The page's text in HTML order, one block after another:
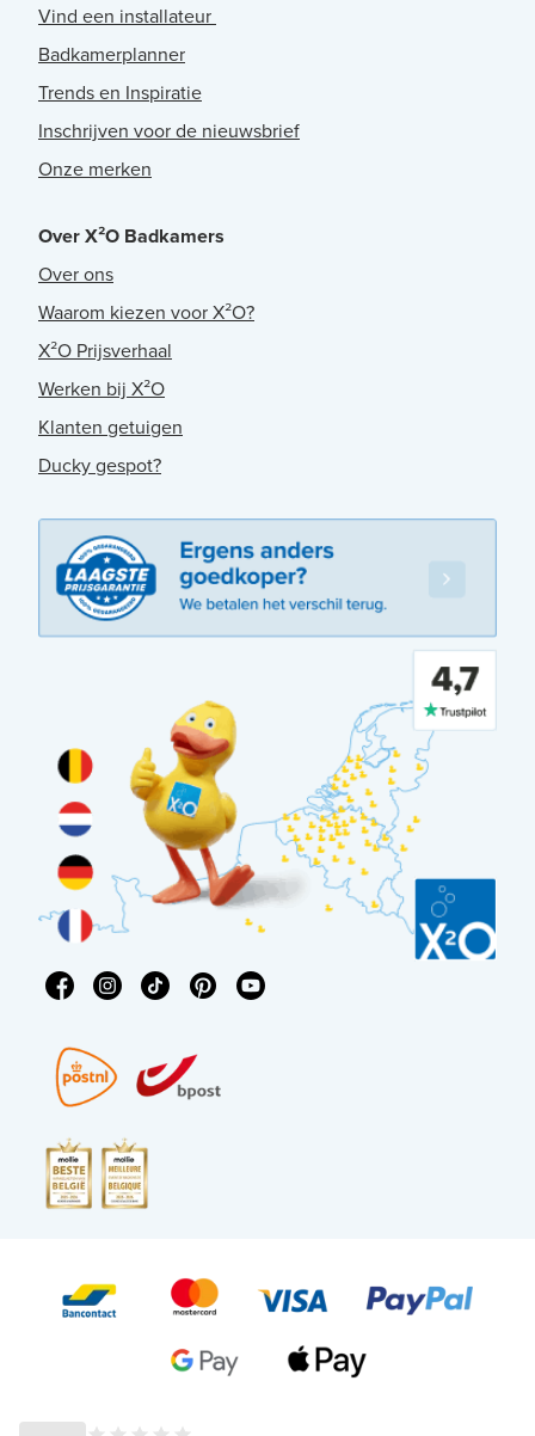
Vind een installateur
Badkamerplanner
Trends en Inspiratie
Inschrijven voor de nieuwsbrief
Onze merken
Over X²O Badkamers
Over ons
Waarom kiezen voor X²O?
X²O Prijsverhaal
Werken bij X²O
Klanten getuigen
Ducky gespot?